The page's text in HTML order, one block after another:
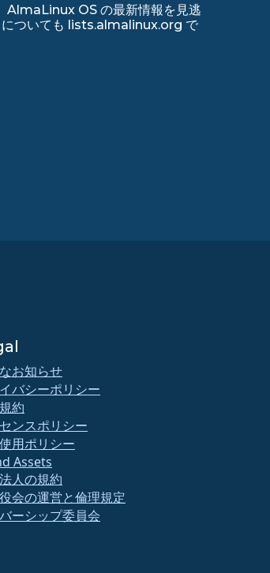
AlmaLinux OS の最新情報を見逃
についても lists.almalinux.org で
お知らせ
バシーポリシー
約
ンスポリシー
用ポリシー
Assets
人の規約
会の運営と倫理規定
ーシップ委員会